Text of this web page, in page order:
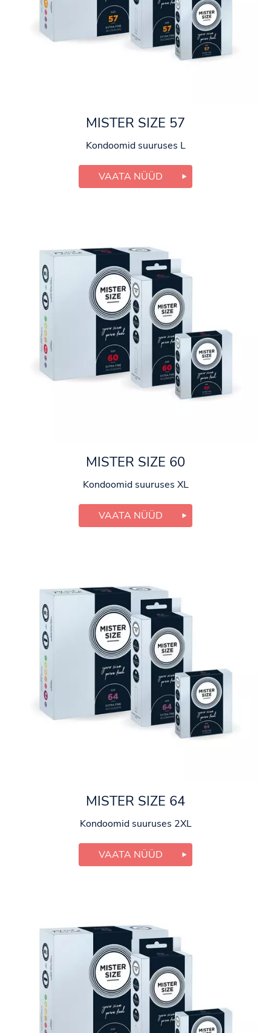
MISTER SIZE 57
Kondoomid suuruses L
VAATA NÜÜD
MISTER SIZE 60
Kondoomid suuruses XL
VAATA NÜÜD
MISTER SIZE 64
Kondoomid suuruses 2XL
VAATA NÜÜD